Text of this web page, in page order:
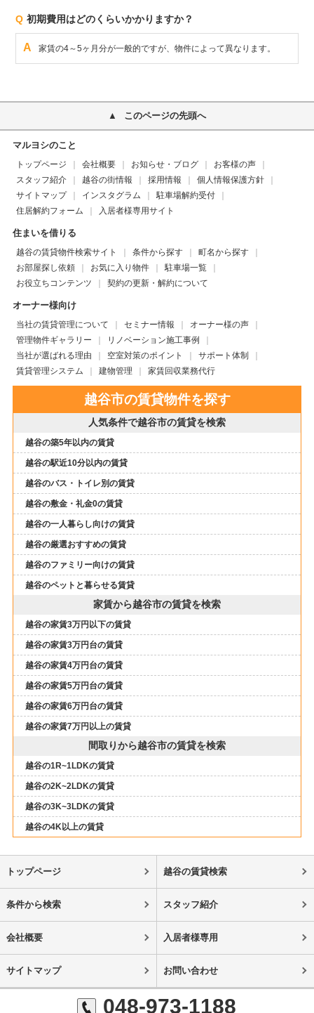
Q 初期費用はどのくらいかかりますか？
A 家賃の4～5ヶ月分が一般的ですが、物件によって異なります。
このページの先頭へ
マルヨシのこと
トップページ 会社概要 お知らせ・ブログ
お客様の声
スタッフ紹介
越谷の街情報 採用情報
個人情報保護方針
サイトマップ
インスタグラム
駐車場解約受付
住居解約フォーム
入居者様専用サイト
住まいを借りる
越谷の賃貸物件検索サイト 条件から探す
町名から探す
お部屋探し依頼
お気に入り物件
駐車場一覧
お役立ちコンテンツ
契約の更新・解約について
オーナー様向け
当社の賃貸管理について セミナー情報
オーナー様の声
管理物件ギャラリー
リノベーション施工事例
当社が選ばれる理由
空室対策のポイント
サポート体制
賃貸管理システム
建物管理 家賃回収業務代行
越谷市の賃貸物件を探す
人気条件で越谷市の賃貸を検索
越谷の築5年以内の賃貸
越谷の駅近10分以内の賃貸
越谷のバス・トイレ別の賃貸
越谷の敷金・礼金0の賃貸
越谷の一人暮らし向けの賃貸
越谷の厳選おすすめの賃貸
越谷のファミリー向けの賃貸
越谷のペットと暮らせる賃貸
家賃から越谷市の賃貸を検索
越谷の家賃3万円以下の賃貸
越谷の家賃3万円台の賃貸
越谷の家賃4万円台の賃貸
越谷の家賃5万円台の賃貸
越谷の家賃6万円台の賃貸
越谷の家賃7万円以上の賃貸
間取りから越谷市の賃貸を検索
越谷の1R~1LDKの賃貸
越谷の2K~2LDKの賃貸
越谷の3K~3LDKの賃貸
越谷の4K以上の賃貸
トップページ 越谷の賃貸検索
条件から検索 スタッフ紹介
会社概要 入居者様専用
サイトマップ お問い合わせ
048-973-1188